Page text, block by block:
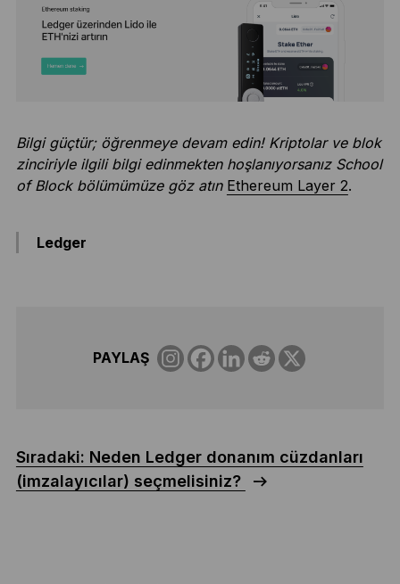
Bilgi güçtür; öğrenmeye devam edin! Kriptolar ve blok
zinciriyle ilgili bilgi edinmekten hoşlanıyorsanız School
of Block bölümümüze göz atın Ethereum Layer 2.
Ledger
PAYLAŞ
Sıradaki: Neden Ledger donanım cüzdanları
(imzalayıcılar) seçmelisiniz?